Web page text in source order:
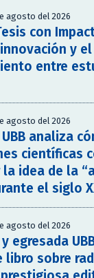
agosto del 2026
con
y el
entre
agosto del 2026
analiza
científicas
idea de la
el siglo
agosto del 2026
egresada
libro sobre